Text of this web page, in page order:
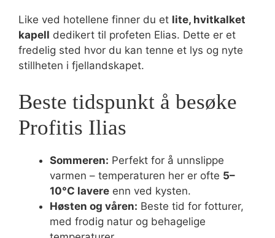
Like ved hotellene finner du et lite, hvitkalket
kapell dedikert til profeten Elias. Dette er et
fredelig sted hvor du kan tenne et lys og nyte
stillheten i fjellandskapet.
Beste tidspunkt å besøke
Profitis Ilias
Sommeren: Perfekt for å unnslippe
varmen – temperaturen her er ofte 5–
10°C lavere enn ved kysten.
Høsten og våren: Beste tid for fotturer,
med frodig natur og behagelige